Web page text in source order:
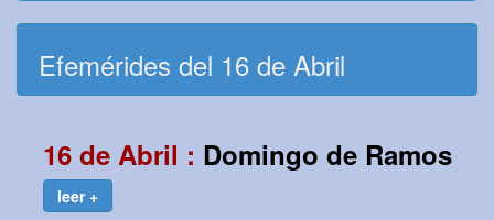
Efemérides del 16 de Abril
16 de Abril : Domingo de Ramos
leer +